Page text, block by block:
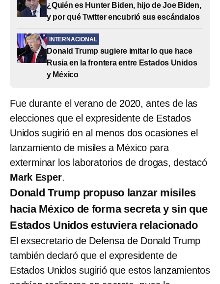
¿Quién es Hunter Biden, hijo de Joe Biden,
y por qué Twitter encubrió sus escándalos
INTERNACIONAL
Donald Trump sugiere imitar lo que hace
Rusia en la frontera entre Estados Unidos
y México
Fue durante el verano de 2020, antes de las
elecciones que el expresidente de Estados
Unidos sugirió en al menos dos ocasiones el
lanzamiento de misiles a México para
exterminar los laboratorios de drogas, destacó
Mark Esper.
Donald Trump propuso lanzar misiles
hacia México de forma secreta y sin que
Estados Unidos estuviera relacionado
El exsecretario de Defensa de Donald Trump
también declaró que el expresidente de
Estados Unidos sugirió que estos lanzamientos